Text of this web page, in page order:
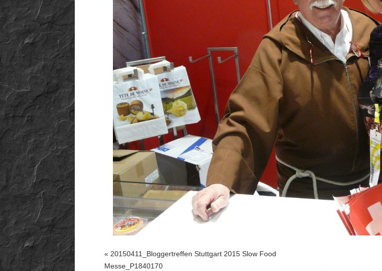
« 20150411_Bloggertreffen Stuttgart 2015 Slow Food
Messe_P1840170